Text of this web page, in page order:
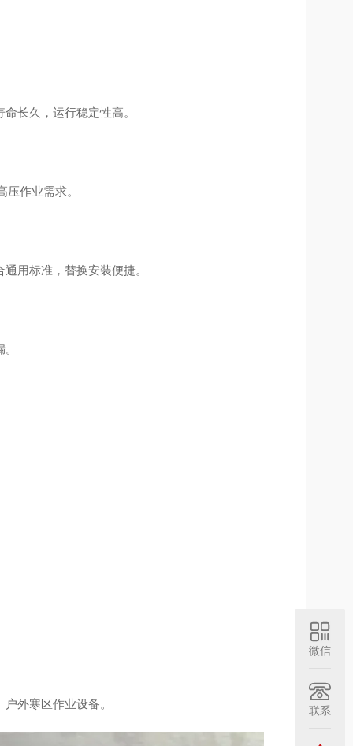
长久，运行稳定性高。
作业需求。
用标准，替换安装便捷。
外寒区作业设备。
微信
联系